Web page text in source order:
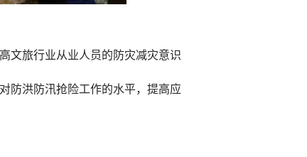
旅行业从业人员的防灾减灾意识
防洪防汛抢险工作的水平，提高应